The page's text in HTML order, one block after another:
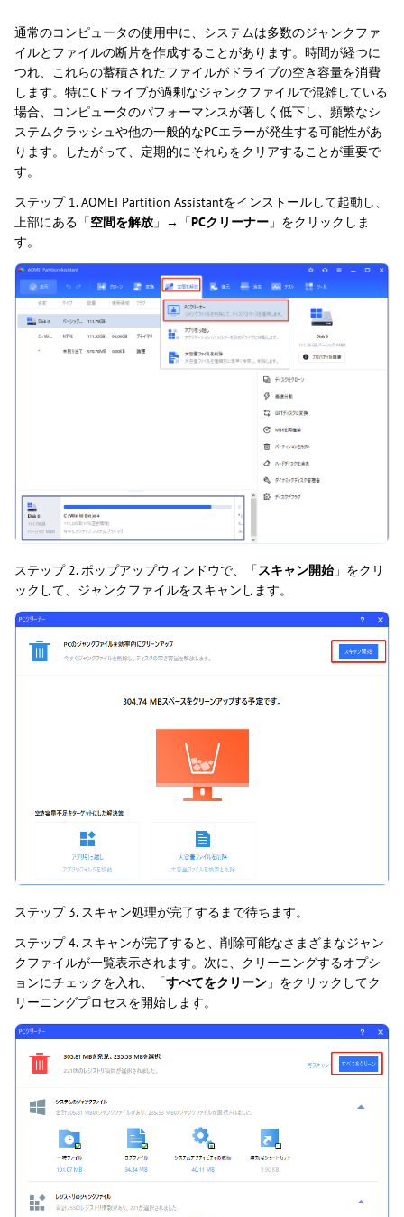
通常のコンピュータの使用中に、システムは多数のジャンクファ
イルとファイルの断片を作成することがあります。時間が経つに
つれ、これらの蓄積されたファイルがドライブの空き容量を消費
します。特にCドライブが過剰なジャンクファイルで混雑している
場合、コンピュータのパフォーマンスが著しく低下し、頻繁なシ
ステムクラッシュや他の一般的なPCエラーが発生する可能性があ
ります。したがって、定期的にそれらをクリアすることが重要で
す。
ステップ 1. AOMEI Partition Assistantをインストールして起動し、
上部にある「空間を解放 」→「PCクリーナー 」をクリックしま
す。
ステップ 2. ポップアップウィンドウで、「スキャン開始」をクリ
ックして、ジャンクファイルをスキャンします。
ステップ 3. スキャン処理が完了するまで待ちます。
ステップ 4. スキャンが完了すると、削除可能なさまざまなジャン
クファイルが一覧表示されます。次に、クリーニングするオプシ
ョンにチェックを入れ、「すべてをクリーン 」をクリックしてク
リーニングプロセスを開始します。